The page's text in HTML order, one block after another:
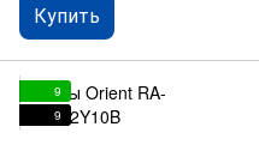
Купить
9
9